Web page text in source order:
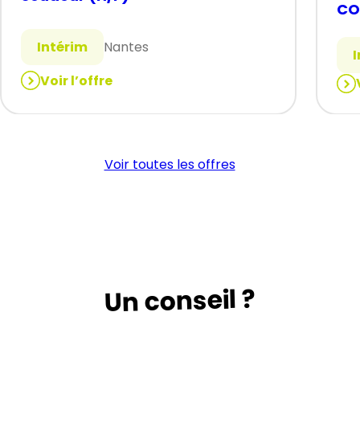
Intérim
Nantes
Voir l’offre
:
Soudeur
:
Voir toutes les offres
Un conseil ?